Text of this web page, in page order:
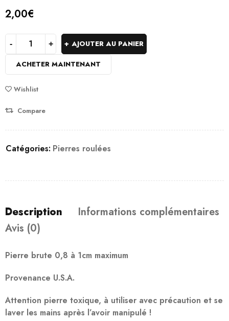
2,00€
AJOUTER AU PANIER
ACHETER MAINTENANT
Wishlist
Compare
Catégories: Pierres roulées
Description
Informations complémentaires
Avis (0)
Pierre brute 0,8 à 1cm maximum
Provenance U.S.A.
Attention pierre toxique, à utiliser avec précaution et se
laver les mains après l’avoir manipulé !